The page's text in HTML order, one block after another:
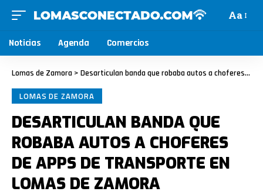
Aa
Noticias Agenda Comercios
Lomas de Zamora > Desarticulan banda que robaba autos a choferes de apps de transporte en Lomas de Zamora
LOMAS DE ZAMORA
DESARTICULAN BANDA QUE
ROBABA AUTOS A CHOFERES
DE APPS DE TRANSPORTE EN
LOMAS DE ZAMORA